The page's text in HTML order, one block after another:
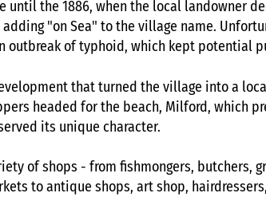
until the 1886, when the local landowner
"on Sea" to the village name.
outbreak of typhoid, which kept potential
that turned the village into a
headed for the beach, Milford, which
its unique character.
of shops - from fishmongers, butchers,
to antique shops, art shop,